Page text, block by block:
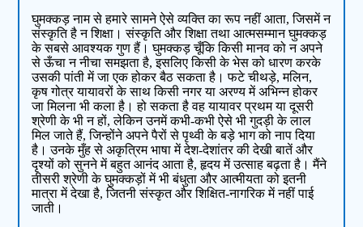
घुमक्कड़ नाम से हमारे सामने ऐसे व्‍यक्ति का रूप नहीं आता, जिसमें न
संस्‍कृति है न शिक्षा। संस्‍कृति और शिक्षा तथा आत्‍मसम्‍मान घुमक्कड़
के सबसे आवश्‍यक गुण हैं। घुमक्कड़ चूँकि किसी मानव को न अपने
से ऊँचा न नीचा समझता है, इसलिए किसी के भेस को धारण करके
उसकी पांती में जा एक होकर बैठ सकता है। फटे चीथड़े, मलिन,
कृ‍ष गोत्र यायावरों के साथ किसी नगर या अरण्य में अभिन्‍न होकर
जा मिलना भी कला है। हो सकता है वह यायावर प्रथम या दूसरी
श्रेणी के भी न हों, लेकिन उनमें कभी-कभी ऐसे भी गुदड़ी के लाल
मिल जाते हैं, जिन्‍होंने अपने पैरों से पृथ्‍वी के बड़े भाग को नाप दिया
है। उनके मुँह से अकृत्रिम भाषा में देश-देशांतर की देखी बातें और
दृश्‍यों को सुनने में बहुत आनंद आता है, हृदय में उत्‍साह बढ़ता है। मैंने
तीसरी श्रेणी के घुमक्कड़ों में भी बंधुता और आत्‍मीयता को इतनी
मात्रा में देखा है, जितनी संस्कृत और शिक्षित-नागरिक में नहीं पाई
जाती।